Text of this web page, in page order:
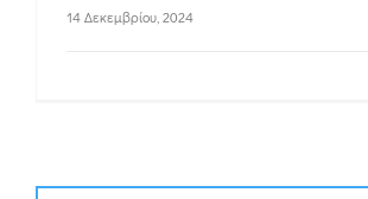
14 Δεκεμβρίου, 2024